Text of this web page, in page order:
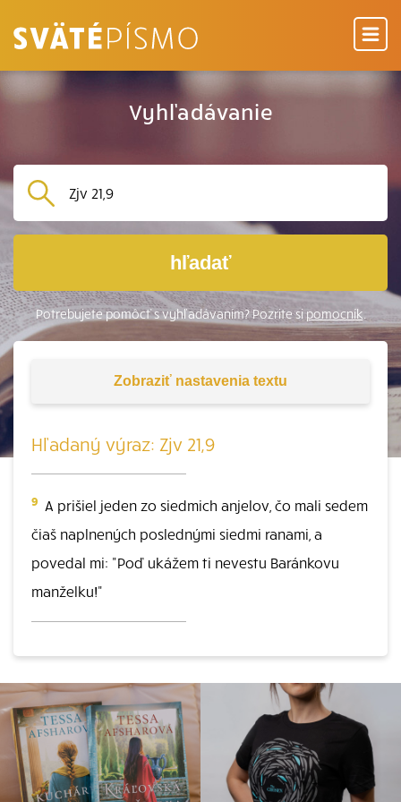
Vyhľadávanie
hľadať
Potrebujete pomôcť s vyhľadávaním? Pozrite sipomocník.
Zobraziť nastavenia textu
Hľadaný výraz: Zjv 21,9
9 A prišiel jeden zo siedmich anjelov, čo mali sedem
čiaš naplnených poslednými siedmi ranami, a
povedal mi: "Poď ukážem ti nevestu Baránkovu
manželku!"